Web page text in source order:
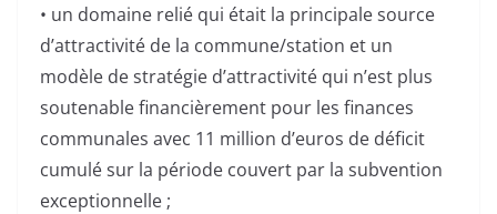
• un domaine relié qui était la principale source
d’attractivité de la commune/station et un
modèle de stratégie d’attractivité qui n’est plus
soutenable financièrement pour les finances
communales avec 11 million d’euros de déficit
cumulé sur la période couvert par la subvention
exceptionnelle ;